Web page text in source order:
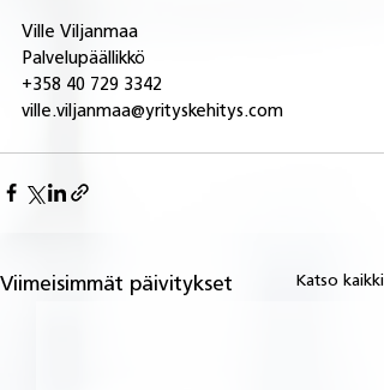
Ville Viljanmaa
Palvelupäällikkö
+358 40 729 3342
ville.viljanmaa@yrityskehitys.com
Viimeisimmät päivitykset Katso kaikki